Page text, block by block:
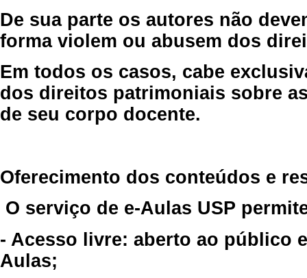
De sua parte os autores não
forma violem ou abusem dos
Em todos os casos, cabe
dos direitos patrimoniais sobre
de seu corpo docente.
Oferecimento dos conteúdos e
O serviço de e-Aulas USP
- Acesso livre: aberto ao público
Aulas;